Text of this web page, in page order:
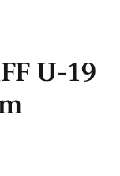
U-19